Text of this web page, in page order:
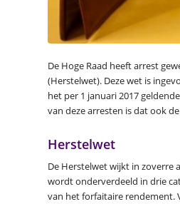
De Hoge Raad heeft arrest
(Herstelwet). Deze wet is
het per 1 januari 2017
van deze arresten is dat ook
Herstelwet
De Herstelwet wijkt in zoverre
wordt onderverdeeld in drie
van het forfaitaire rendement.